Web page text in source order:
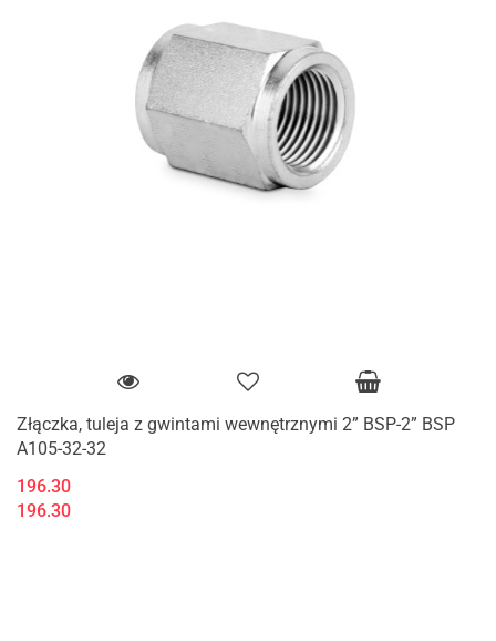
Złączka, tuleja z gwintami wewnętrznymi 2” BSP-2” BSP
A105-32-32
196.30
196.30